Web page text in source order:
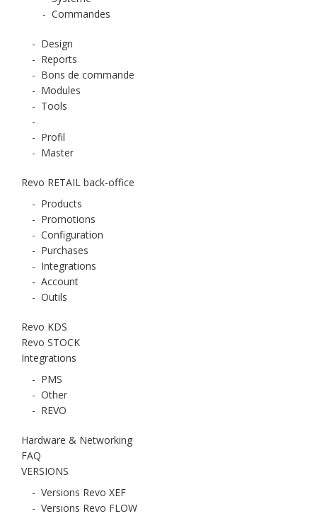
- Commandes
- Design
- Reports
- Bons de commande
- Modules
- Tools
-
- Profil
- Master
Revo RETAIL back-office
- Products
- Promotions
- Configuration
- Purchases
- Integrations
- Account
- Outils
Revo KDS
Revo STOCK
Integrations
- PMS
- Other
- REVO
Hardware & Networking
FAQ
VERSIONS
- Versions Revo XEF
- Versions Revo FLOW